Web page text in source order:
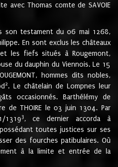
avec Thomas comte de SAVOIE
son testament du 06 mai 1268,
En sont exclus les châteaux
les fiefs situés à Rougemont,
du dauphin du Viennois. Le 15
hommes dits nobles,
2. Le châtelain de Lompnes leur
occasionnés. Barthélémy de
de THOIRE le 03 juin 1304. Par
13193, ce dernier accorda à
possédant toutes justices sur ses
des fourches patibulaires. Où
à la limite et entrée de la